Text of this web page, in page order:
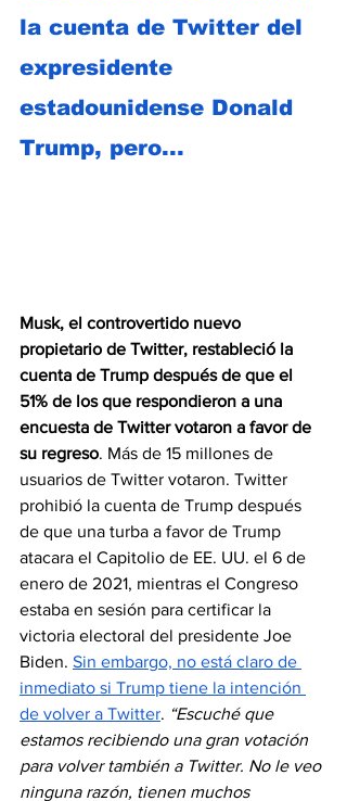
la cuenta de Twitter del
expresidente
estadounidense Donald
Trump, pero...
Musk, el controvertido nuevo
propietario de Twitter, restableció la
cuenta de Trump después de que el
51% de los que respondieron a una
encuesta de Twitter votaron a favor de
su regreso. Más de 15 millones de
usuarios de Twitter votaron. Twitter
prohibió la cuenta de Trump después
de que una turba a favor de Trump
atacara el Capitolio de EE. UU. el 6 de
enero de 2021, mientras el Congreso
estaba en sesión para certificar la
victoria electoral del presidente Joe
Biden. Sin embargo, no está claro de
inmediato si Trump tiene la intención
de volver a Twitter. “Escuché que
estamos recibiendo una gran votación
para volver también a Twitter. No le veo
ninguna razón, tienen muchos